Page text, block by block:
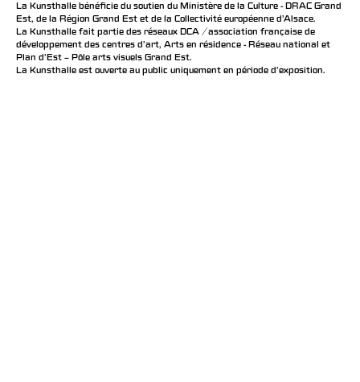
La Kunsthalle bénéficie du soutien du Ministère de la Culture - DRAC Grand
Est, de la Région Grand Est et de la Collectivité européenne d’Alsace.
La Kunsthalle fait partie des réseaux DCA / association française de
développement des centres d'art, Arts en résidence - Réseau national et
Plan d’Est – Pôle arts visuels Grand Est.
La Kunsthalle est ouverte au public uniquement en période d'exposition.